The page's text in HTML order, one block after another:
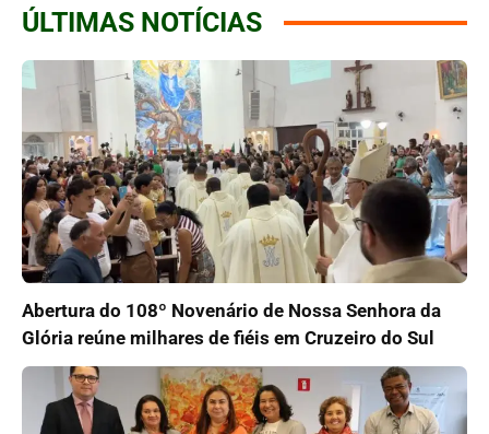
ÚLTIMAS NOTÍCIAS
Abertura do 108º Novenário de Nossa Senhora da
Glória reúne milhares de fiéis em Cruzeiro do Sul